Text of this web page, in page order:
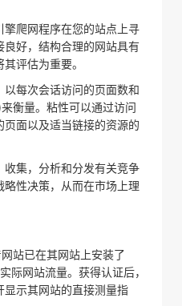
爬网程序在您的站点上寻
好，结构合理的网站具有
评估为重要。
每次会话访问的页面数和
衡量。粘性可以通过访问
面以及适当链接的资源的
集，分析和分发有关竞争
性决策，从而在市场上理
站已在其网站上安装了
际网站流量。获得认证后，
显示其网站的直接测量指